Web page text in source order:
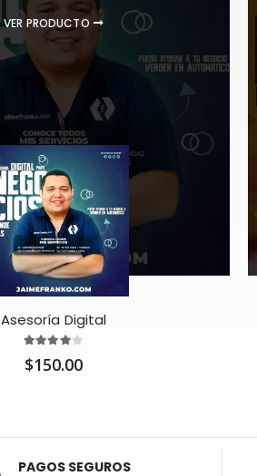
VER PRODUCTO
Asesoría Digital
$150.00
PAGOS SEGUROS